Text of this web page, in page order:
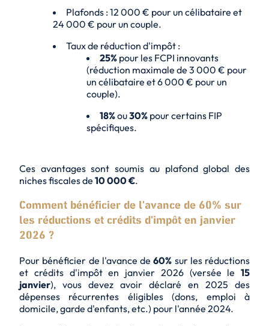
Plafonds : 12 000 € pour un célibataire et
24 000 € pour un couple.
Taux de réduction d'impôt :
25% pour les FCPI innovants
(réduction maximale de 3 000 € pour
un célibataire et 6 000 € pour un
couple).
18%ou30% pour certains FIP
spécifiques.
Ces avantages sont soumis au plafond global des
niches fiscales de 10 000 €.
Comment bénéficier de l'avance de 60% sur
les réductions et crédits d'impôt en janvier
2026 ?
Pour bénéficier de l'avance de60% sur les réductions
et crédits d'impôt en janvier 2026 (versée le 15
janvier), vous devez avoir déclaré en 2025 des
dépenses récurrentes éligibles(dons, emploi à
domicile, garde d'enfants, etc.) pour l'année 2024.